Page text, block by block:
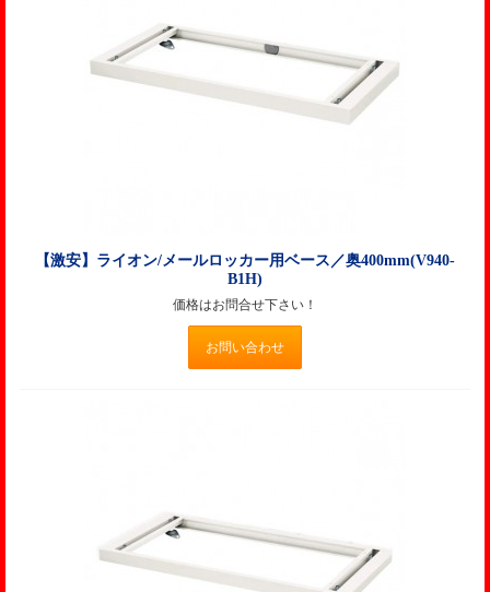
【激安】ライオン/メールロッカー用ベース／奥400mm(V940-
B1H)
価格はお問合せ下さい！
お問い合わせ